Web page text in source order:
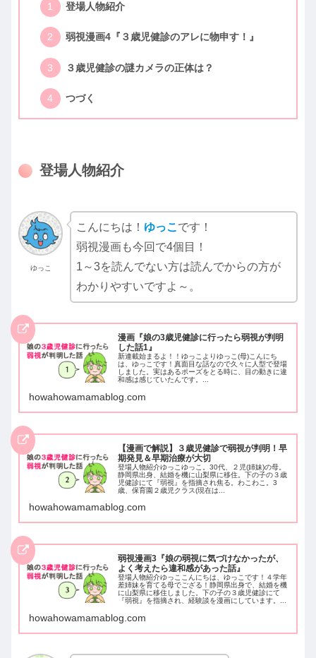
登場人物紹介
弱視漫画4『３歳児健診のアレに物申す！』
３歳児健診の謎カメラの正体は？
つづく
登場人物紹介
ゆっこ
こんにちは！ ゆっこ です！
弱視漫画も今回で4個目！
1～3を読んでない方は読んでからの方が
わかりやすいですよ～。
漫画『娘の3歳児健診に行ったら弱視が判明
した話1』
新連載始まるよ！！ゆっこよりゆっこ(母)こんにち
は、ゆっこです！真面目な話なので久々に人型で登場
しました。実はあるポーズをとる時に、目の動きに違
和感は感じていたんです。...
howahowamamablog.com
【漫画で解説】３歳児健診で弱視が判明！早
期発見＆早期治療が大切
登場人物紹介ゆっこゆっこ。30代、２児(姉妹)の母。
静岡県出身、結婚を機に山梨県に移住。下の子の３歳
児健診にて『弱視』を指摘され焦る。わこわこ。3
歳、保育園２歳児クラス(現在は...
howahowamamablog.com
弱視漫画3『娘の弱視に気づけなかったが、
よく考えたら違和感があった話』
登場人物紹介ゆっここんにちは、ゆっこです！４学年
差姉妹を育てる母でござる！静岡県出身で、結婚を機
に山梨県に移住しました。下の子の３歳児健診にて
『弱視』を指摘され、経験談を漫画にしています。...
howahowamamablog.com